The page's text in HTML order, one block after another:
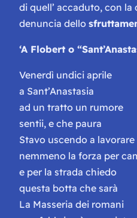
di quell’ accaduto, con la
denuncia dello
‘A Flobert o
Venerdì undici aprile
a Sant’Anastasia
ad un tratto un rumore
sentii, e che paura
Stavo uscendo a lavorare
nemmeno la forza per
e per la strada chiedo
questa botta che sarà
La Masseria dei romani